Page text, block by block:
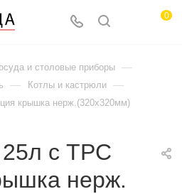
0
и столовые приборы —
— Котлы и кастрюли —
крышка нерж.(320х320мм)
с ТРС
нерж.